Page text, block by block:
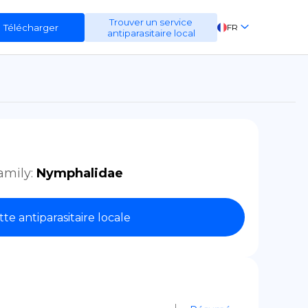
Télécharger
Trouver un service
antiparasitaire local
FR
EN
: Nymphalidae
antiparasitaire locale